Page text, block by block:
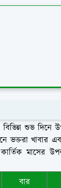
বিভিন্ন শুভ
ভক্তরা খাবার
মাসের
বার